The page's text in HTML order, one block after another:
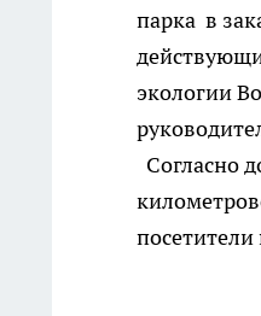
парка в
экологии
Согласно